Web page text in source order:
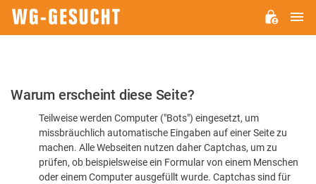
Bitte
dass
Warum erscheint diese Seite?
Teilweise werden Computer ("Bots") eingesetzt, um
missbräuchlich automatische Eingaben auf einer Seite zu
machen. Alle Webseiten nutzen daher Captchas, um zu
prüfen, ob beispielsweise ein Formular von einem Menschen
oder einem Computer ausgefüllt wurde. Captchas sind für